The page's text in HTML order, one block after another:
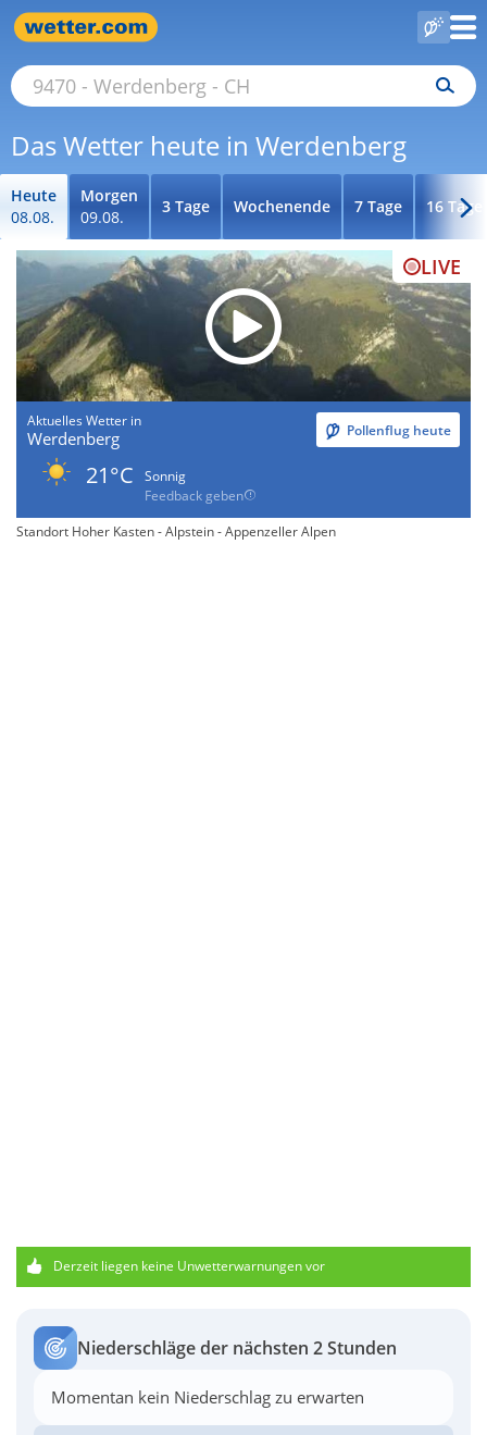
Das Wetter heute in Werdenberg
Heute
08.08.
Morgen
09.08.
3 Tage Wochenende 7 Tage 16 Tage
LIVE
Aktuelles Wetter in
Werdenberg Pollenflug heute
21°C
Sonnig
Feedback geben
Standort Hoher Kasten - Alpstein - Appenzeller Alpen
Derzeit liegen keine Unwetterwarnungen vor
Niederschläge der nächsten 2 Stunden
Momentan kein Niederschlag zu erwarten